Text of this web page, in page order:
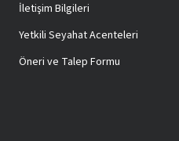
İletişim Bilgileri
Yetkili Seyahat Acenteleri
Öneri ve Talep Formu